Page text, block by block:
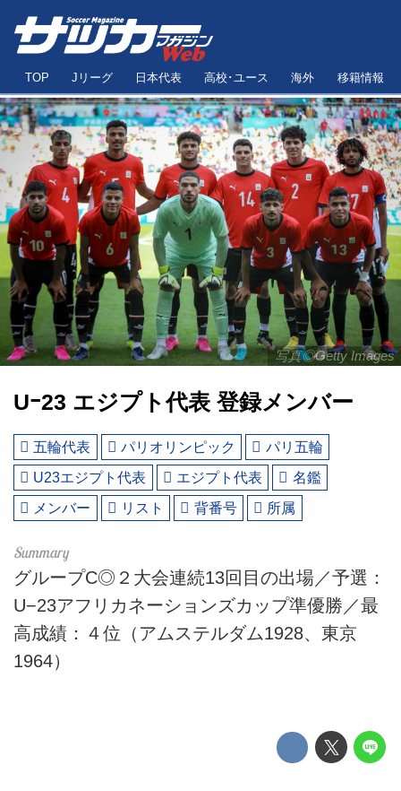
TOP Jリーグ 日本代表 高校･ユース 海外 移籍情報
写真◎Getty Images
Uｰ23 エジプト代表 登録メンバー
五輪代表 パリオリンピック
パリ五輪
U23エジプト代表
エジプト代表
名鑑
メンバー
リスト 背番号 所属
グループC◎２大会連続13回目の出場／予選：
U−23アフリカネーションズカップ準優勝／最
高成績：４位（アムステルダム1928、東京
1964）